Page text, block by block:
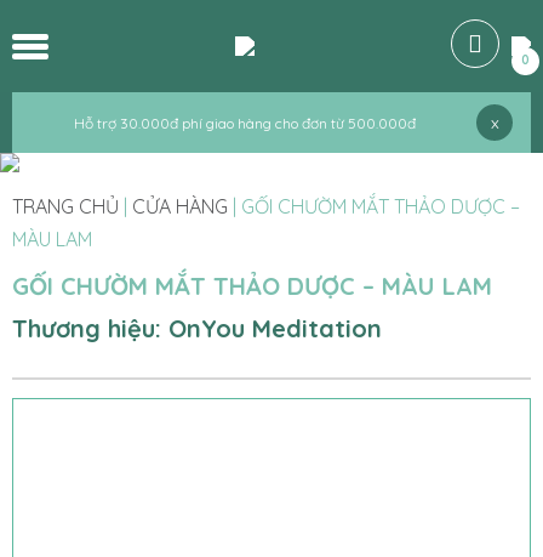
Hỗ trợ 30.000đ phí giao hàng cho đơn từ 500.000đ x
0
TRANG CHỦ CỬA HÀNG
GỐI CHƯỜM MẮT THẢO DƯỢC –
MÀU LAM
GỐI CHƯỜM MẮT THẢO DƯỢC – MÀU LAM
Thương hiệu: OnYou Meditation